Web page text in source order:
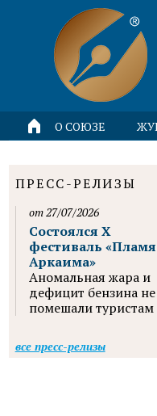
О СОЮЗЕ
ПРЕСС-РЕЛИЗЫ
от 27/07/2026
Состоялся X
фестиваль «Пламя
Аркаима»
Аномальная жара и
дефицит бензина не
помешали туристам
все пресс-релизы